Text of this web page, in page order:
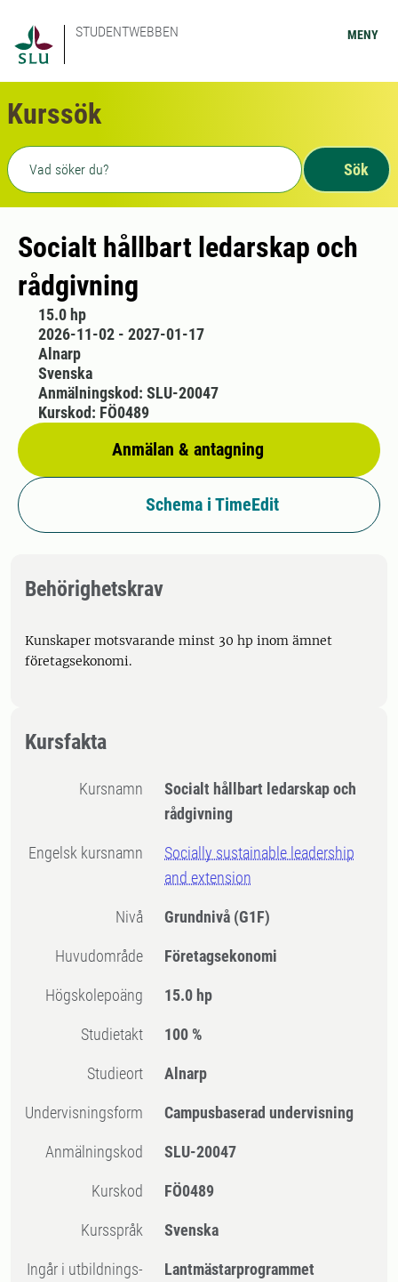
STUDENTWEBBEN MENY
Kurssök
Fritext sökning
Sök
Socialt hållbart ledarskap och
rådgivning
15.0 hp
2026-11-02 - 2027-01-17
Alnarp
Svenska
Anmälan & antagning
Anmälningskod: SLU-20047
Kurskod: FÖ0489
Schema i TimeEdit
Behörighetskrav
Kunskaper motsvarande minst 30 hp inom ämnet
företagsekonomi.
Kursfakta
Kursnamn
Socialt hållbart ledarskap och
rådgivning
Engelsk kursnamn
Socially sustainable leadership
and extension
Nivå Grundnivå (G1F)
Huvudområde Företagsekonomi
högskolepoäng 15.0 hp
Studietakt 100 %
Studieort Alnarp
Undervisningsform Campusbaserad undervisning
Anmälningskod SLU-20047
Kurskod FÖ0489
Kursspråk Svenska
Ingår i utbildnings-
Lantmästarprogrammet